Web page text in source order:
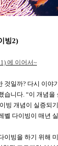
빙2)
1) 에 이 어서~
것일까? 다시 이야
습니다. “이 개념을
빙 개념이 실증되
벨 다이빙이 매년
이빙을 하기 위해